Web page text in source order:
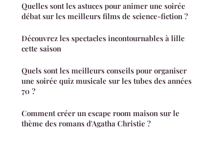
Quelles sont les astuces pour animer une soirée
débat sur les meilleurs films de science-fiction ?
Découvrez les spectacles incontournables à lille
cette saison
Quels sont les meilleurs conseils pour organiser
une soirée quiz musicale sur les tubes des années
70 ?
Comment créer un escape room maison sur le
thème des romans d'Agatha Christie ?